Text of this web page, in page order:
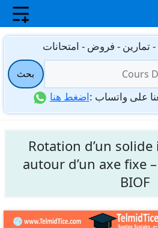
- فروض - امتحانات
بحث
على واتساب :اضغط هنا
Rotation d’un
autour d’un axe fixe –
BIOF